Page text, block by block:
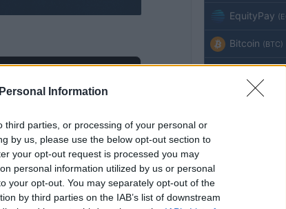
Information
parties, or processing of your personal or
by us, please use the below opt-out section to
your opt-out request is processed you may
personal information utilized by us or personal
your opt-out. You may separately opt-out of the
by third parties on the IAB’s list of downstream
POWERED BYAdhub Media
EquityPay
Bitcoin (BTC)
VNST